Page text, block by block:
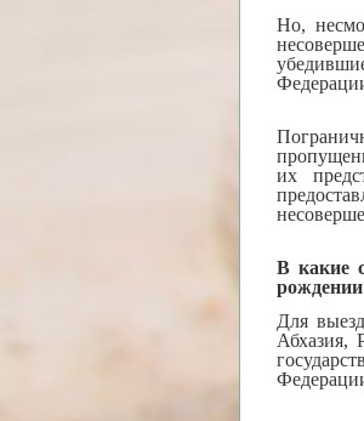
Но,
их
В какие
Для
Абхазия,